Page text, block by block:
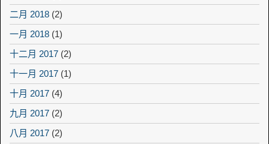
二月 2018 (2)
一月 2018 (1)
十二月 2017 (2)
十一月 2017 (1)
十月 2017 (4)
九月 2017 (2)
八月 2017 (2)